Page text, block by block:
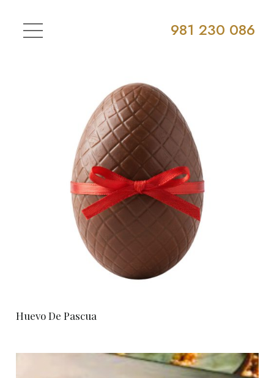
981 230 086
Huevo De Pascua